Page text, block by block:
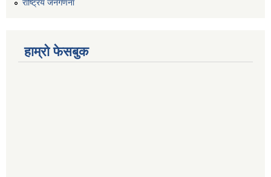
राष्ट्रिय जनगणना
हाम्रो फेसबुक